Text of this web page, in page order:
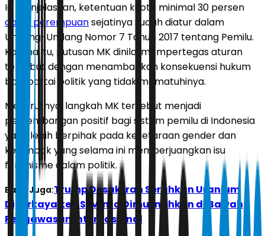
Ia menjelaskan, ketentuan kuota minimal 30 persen
caleg perempuansejatinya sudah diatur dalam
Undang-Undang Nomor 7 Tahun 2017 tentang Pemilu.
Karena itu, putusan MK dinilai mempertegas aturan
tersebut dengan menambahkan konsekuensi hukum
bagi partai politik yang tidak mematuhinya.
Menurutnya, langkah MK tersebut menjadi
perkembangan positif bagi sistem pemilu di Indonesia
yang lebih berpihak pada kesetaraan gender dan
kelompok yang selama ini memperjuangkan isu
feminisme dalam politik.
Baca Juga:Trump Desak Iran Serahkan Uranium
Diperkaya ke AS, Minta Dimusnahkan di Bawah
Pengawasan Internasional